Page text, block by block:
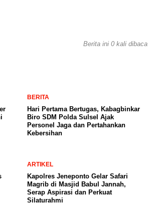
Berita ini 0 kali dibaca
BERITA
Hari Pertama Bertugas, Kabagbinkar
Biro SDM Polda Sulsel Ajak
Personel Jaga dan Pertahankan
Kebersihan
ARTIKEL
Kapolres Jeneponto Gelar Safari
Magrib di Masjid Babul Jannah,
Serap Aspirasi dan Perkuat
Silaturahmi